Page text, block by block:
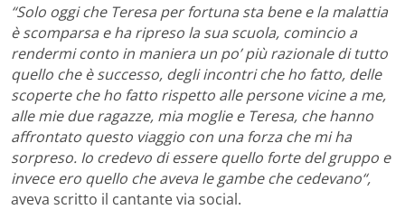
“Solo oggi che Teresa per fortuna sta bene e la malattia
è scomparsa e ha ripreso la sua scuola, comincio a
rendermi conto in maniera un po’ più razionale di tutto
quello che è successo, degli incontri che ho fatto, delle
scoperte che ho fatto rispetto alle persone vicine a me,
alle mie due ragazze, mia moglie e Teresa, che hanno
affrontato questo viaggio con una forza che mi ha
sorpreso. Io credevo di essere quello forte del gruppo e
invece ero quello che aveva le gambe che cedevano“,
aveva scritto il cantante via social.